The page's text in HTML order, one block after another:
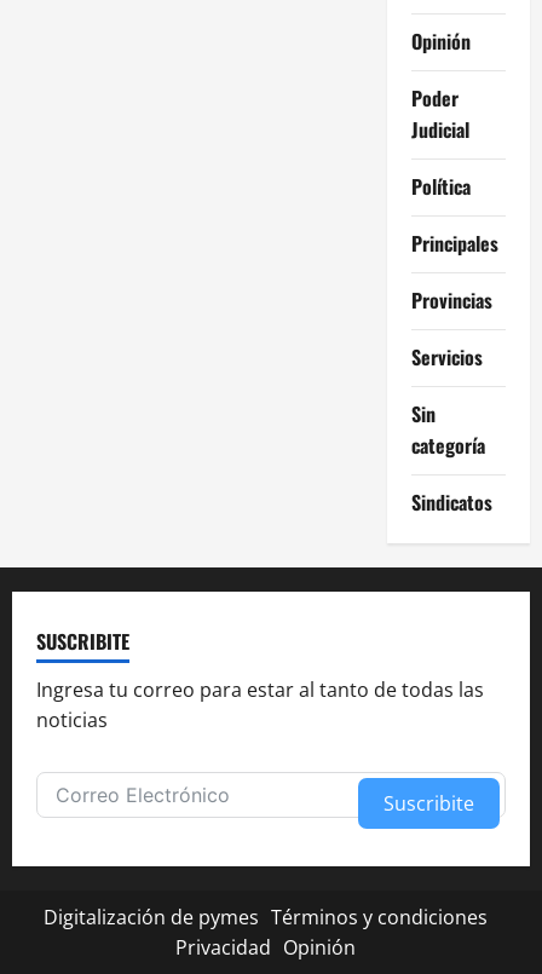
Opinión
Poder
Judicial
Política
Principales
Provincias
Servicios
Sin
categoría
Sindicatos
SUSCRIBITE
Ingresa tu correo para estar al tanto de todas las
noticias
Suscribite
Digitalización de pymes Términos y condiciones
Privacidad Opinión